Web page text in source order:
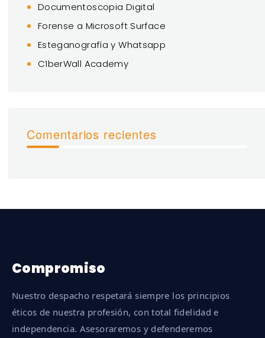
Documentoscopia Digital
Forense a Microsoft Surface
Esteganografía y Whatsapp
C1berWall Academy
Comentarios recientes
Compromiso
Nuestro despacho respetará siempre los principios
éticos de nuestra profesión, con total fidelidad e
independencia. Asesoraremos y defenderemos